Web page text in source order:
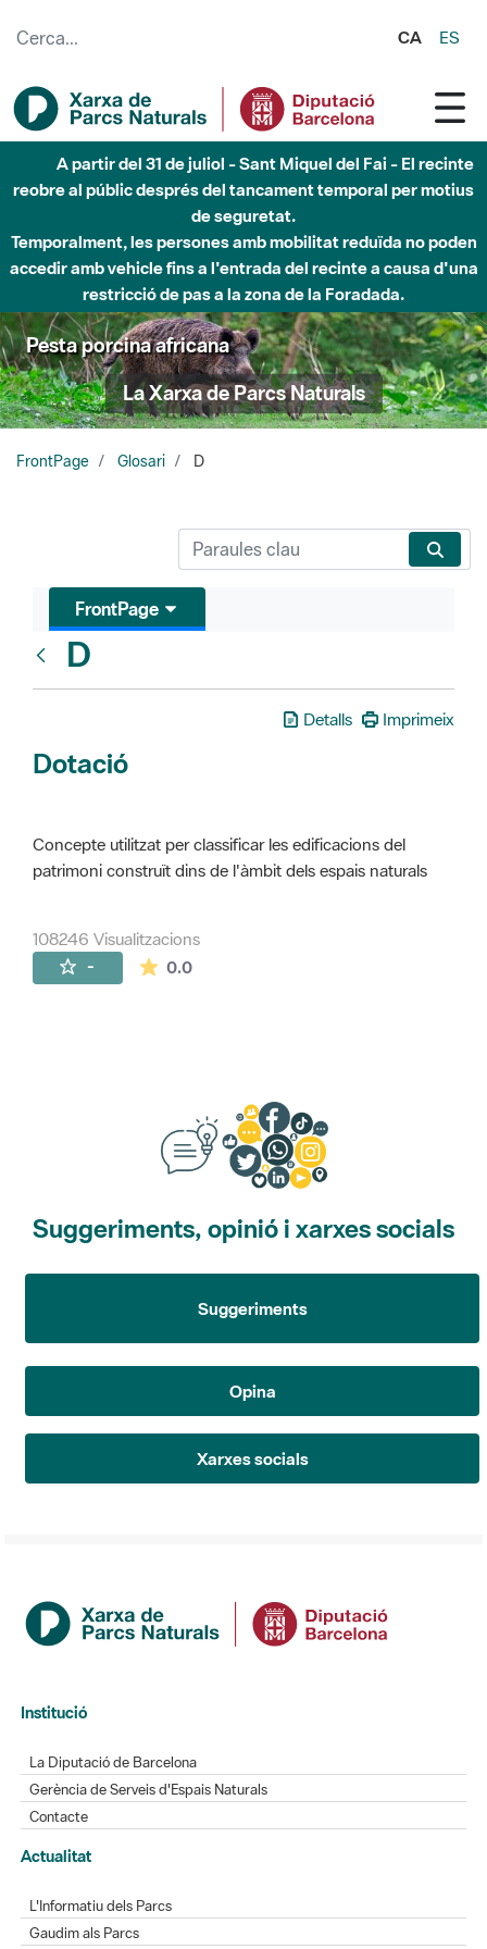
CA ES
A partir del 31 de juliol - Sant Miquel del Fai - El recinte
reobre al públic després del tancament temporal per motius
de seguretat.
Temporalment, les persones amb mobilitat reduïda no poden
accedir amb vehicle fins a l'entrada del recinte a causa d'una
restricció de pas a la zona de la Foradada.
Pesta porcina africana
La Xarxa de Parcs Naturals
FrontPage Glosari D
FrontPage
D
Detalls Imprimeix
Dotació
Concepte utilitzat per classificar les edificacions del
patrimoni construït dins de l'àmbit dels espais naturals
108246 Visualitzacions
- 0.0La mitjana de les valoracions és de 0
Suggeriments, opinió i xarxes socials
Suggeriments
Opina
Xarxes socials
Institució
La Diputació de Barcelona
Gerència de Serveis d'Espais Naturals
Contacte
Actualitat
L'Informatiu dels Parcs
Gaudim als Parcs